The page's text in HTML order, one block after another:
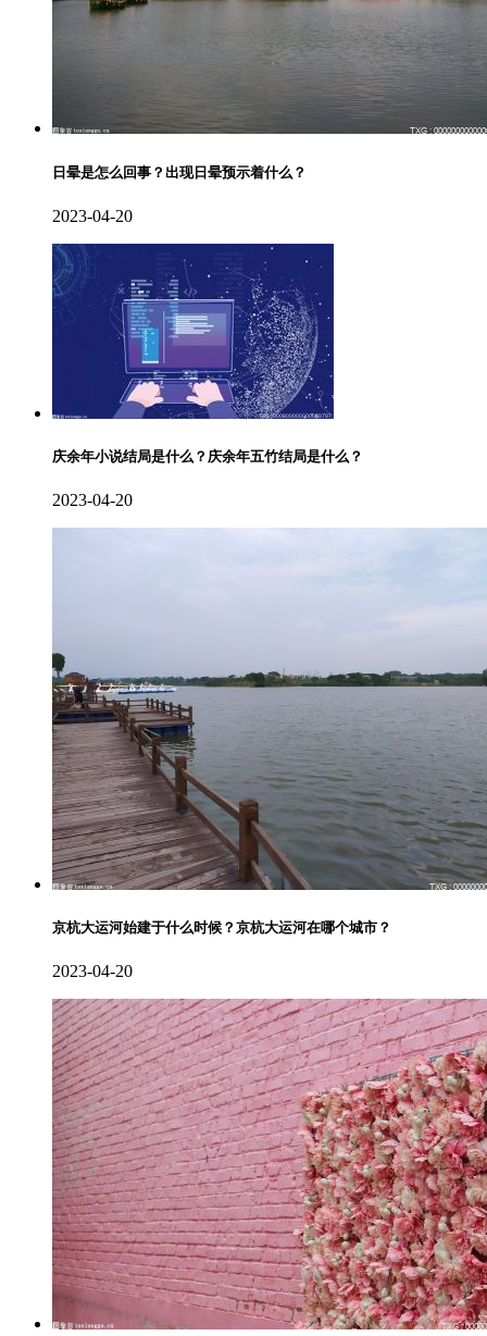
日晕是怎么回事？出现日晕预示着什么？
2023-04-20
庆余年小说结局是什么？庆余年五竹结局是什么？
2023-04-20
京杭大运河始建于什么时候？京杭大运河在哪个城市？
2023-04-20